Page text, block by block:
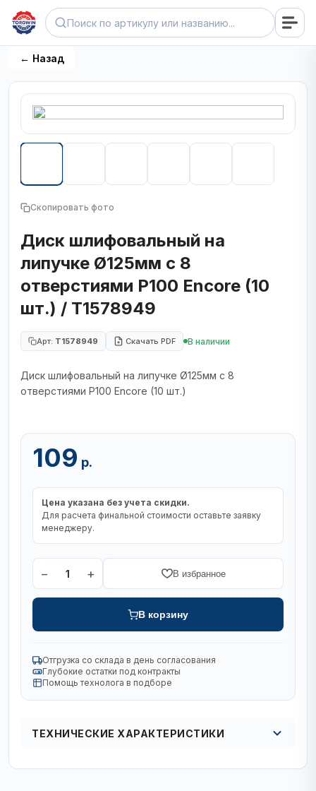
← Назад
Скопировать фото
Диск шлифовальный на
липучке Ø125мм с 8
отверстиями Р100 Encore (10
шт.) / T1578949
Арт: T1578949 Скачать PDF В наличии
Диск шлифовальный на липучке Ø125мм с 8
отверстиями Р100 Encore (10 шт.)
109 р.
Цена указана без учета скидки.
Для расчета финальной стоимости оставьте заявку
менеджеру.
− 1 + В избранное
В корзину
Отгрузка со склада в день согласования
Глубокие остатки под контракты
Помощь технолога в подборе
ТЕХНИЧЕСКИЕ ХАРАКТЕРИСТИКИ
Кол в упаковке